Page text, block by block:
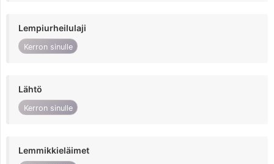
Lempiurheilulaji
Kerron sinulle
Lähtö
Kerron sinulle
Lemmikkieläimet